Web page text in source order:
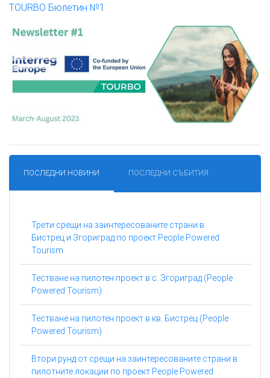
TOURBO Бюлетин №1
ПОСЛЕДНИ НОВИНИ ПОСЛЕДНИ СЪБИТИЯ
Трети срещи на заинтересованите страни в
Бистрец и Згориград по проект People Powered
Tourism
Тестване на пилотен проект в с. Згориград (People
Powered Tourism)
Тестване на пилотен проект в кв. Бистрец (People
Powered Tourism)
Втори рунд от срещи на заинтересованите страни в
пилотните локации по проект People Powered